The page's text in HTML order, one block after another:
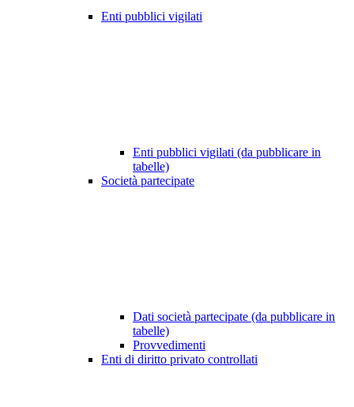
Enti pubblici vigilati
Enti pubblici vigilati (da pubblicare in
tabelle)
Società partecipate
Dati società partecipate (da pubblicare in
tabelle)
Provvedimenti
Enti di diritto privato controllati